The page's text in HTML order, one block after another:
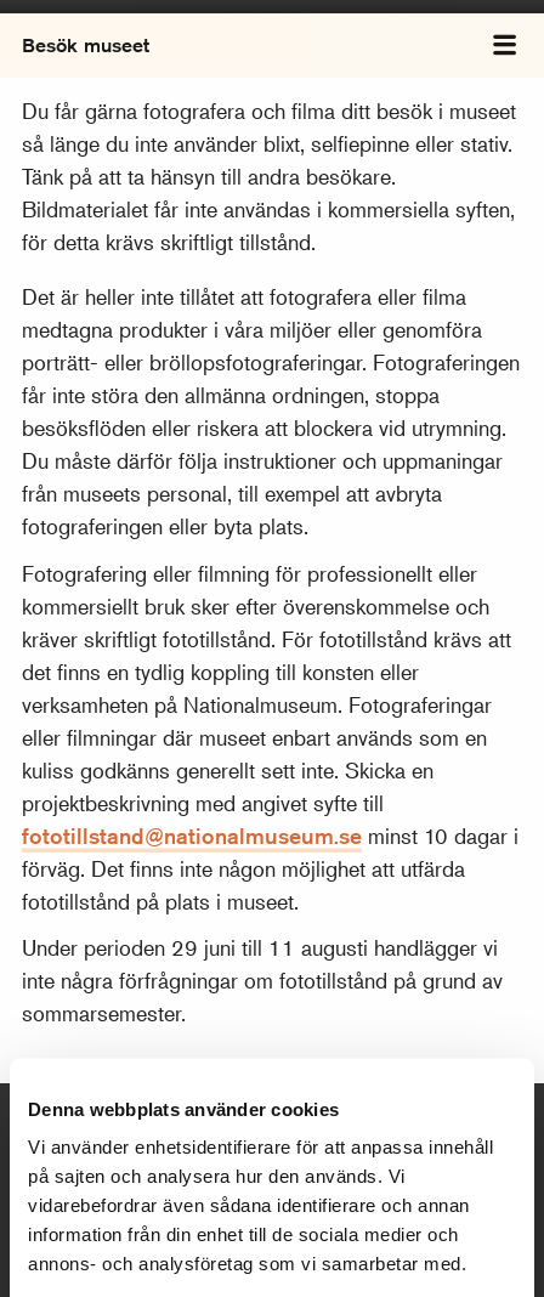
Denna webbplats använder cookies
Vi använder enhetsidentifierare för att anpassa innehåll
på sajten och analysera hur den används. Vi
vidarebefordrar även sådana identifierare och annan
information från din enhet till de sociala medier och
annons- och analysföretag som vi samarbetar med.
Besök museet
Du får gärna fotografera och filma ditt besök i museet
så länge du inte använder blixt, selfiepinne eller stativ.
Tänk på att ta hänsyn till andra besökare.
Bildmaterialet får inte användas i kommersiella syften,
för detta krävs skriftligt tillstånd.
Det är heller inte tillåtet att fotografera eller filma
medtagna produkter i våra miljöer eller genomföra
porträtt- eller bröllopsfotograferingar. Fotograferingen
får inte störa den allmänna ordningen, stoppa
besöksflöden eller riskera att blockera vid utrymning.
Du måste därför följa instruktioner och uppmaningar
från museets personal, till exempel att avbryta
fotograferingen eller byta plats.
Fotografering eller filmning för professionellt eller
kommersiellt bruk sker efter överenskommelse och
kräver skriftligt fototillstånd. För fototillstånd krävs att
det finns en tydlig koppling till konsten eller
verksamheten på Nationalmuseum. Fotograferingar
eller filmningar där museet enbart används som en
kuliss godkänns generellt sett inte. Skicka en
projektbeskrivning med angivet syfte till
fototillstand@nationalmuseum.se minst 10 dagar i
förväg. Det finns inte någon möjlighet att utfärda
fototillstånd på plats i museet.
Under perioden 29 juni till 11 augusti handlägger vi
inte några förfrågningar om fototillstånd på grund av
sommarsemester.
Kontakt
Växel:
08-519 543 00
Fax:08-519 544 51